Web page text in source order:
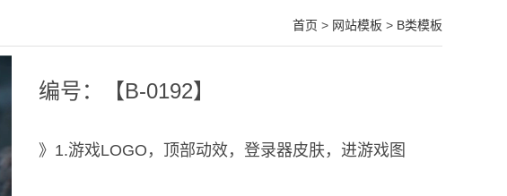
首页 > 网站模板 > B类模板
编号：【B-0192】
》1.游戏LOGO，顶部动效，登录器皮肤，进游戏图